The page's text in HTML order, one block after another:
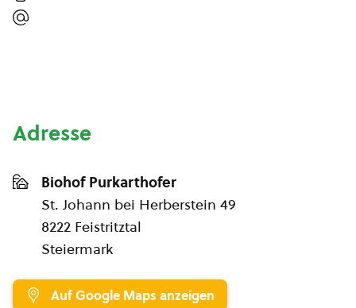
Adresse
Biohof Purkarthofer
St. Johann bei Herberstein 49
8222 Feistritztal
Steiermark
Auf Google Maps anzeigen